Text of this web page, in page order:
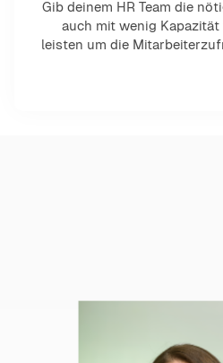
Gib deinem HR Team die
auch mit wenig
leisten um die